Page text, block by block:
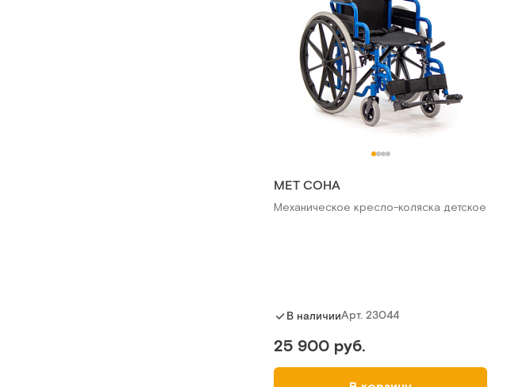
MET СОНА
Механическое кресло-коляска детское
В наличииАрт. 23044
25 900 руб.